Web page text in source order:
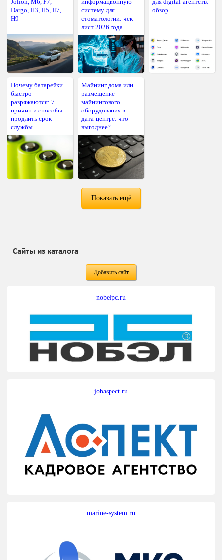
Jolion, M6, F7,
Dargo, H3, H5, H7,
H9
информационную
систему для
стоматологии: чек-
лист 2026 года
для digital-агентств:
обзор
Почему батарейки
быстро
разряжаются: 7
причин и способы
продлить срок
службы
Майнинг дома или
размещение
майнингового
оборудования в
дата-центре: что
выгоднее?
Показать ещё
Сайты из каталога
Добавить сайт
nobelpc.ru
jobaspect.ru
marine-system.ru